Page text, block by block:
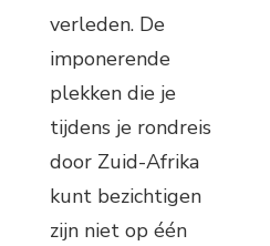
verleden. De
imponerende
plekken die je
tijdens je rondreis
door Zuid-Afrika
kunt bezichtigen
zijn niet op één